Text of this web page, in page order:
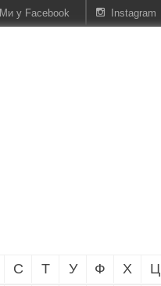
Instagram
Ми у Facebook
С Т У Ф Х Ц